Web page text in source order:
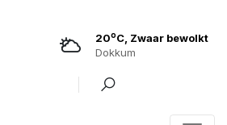
20oC, Zwaar bewolkt
Dokkum